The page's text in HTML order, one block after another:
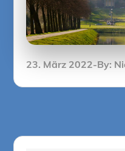
Posted
23. März 2022 By: